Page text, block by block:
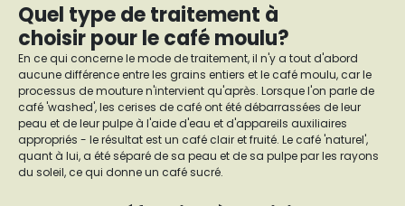
Quel type de traitement à
choisir pour le café moulu?
En ce qui concerne le mode de traitement, il n'y a tout d'abord
aucune différence entre les grains entiers et le café moulu, car le
processus de mouture n'intervient qu'après. Lorsque l'on parle de
café 'washed', les cerises de café ont été débarrassées de leur
peau et de leur pulpe à l'aide d'eau et d'appareils auxiliaires
appropriés - le résultat est un café clair et fruité. Le café 'naturel',
quant à lui, a été séparé de sa peau et de sa pulpe par les rayons
du soleil, ce qui donne un café sucré.